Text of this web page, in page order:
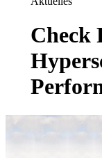
Check